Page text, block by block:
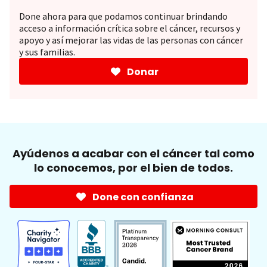
Done ahora para que podamos continuar brindando
acceso a información crítica sobre el cáncer, recursos y
apoyo y así mejorar las vidas de las personas con cáncer
y sus familias.
Donar
Ayúdenos a acabar con el cáncer tal como
lo conocemos, por el bien de todos.
Done con confianza